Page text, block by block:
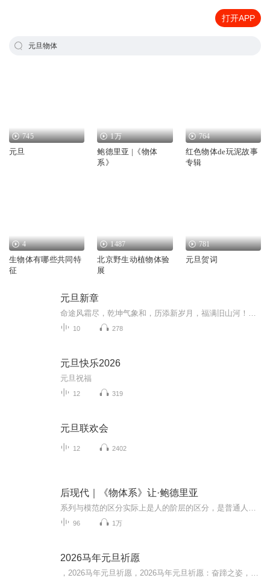
打开APP
元旦物体
745
元旦
1万
鲍德里亚 |《物体
系》
764
红色物体de玩泥故事
专辑
4
生物体有哪些共同特
征
1487
北京野生动植物体验
展
781
元旦贺词
元旦新章
10 278
元旦快乐2026
元旦祝福
12 319
元旦联欢会
12 2402
后现代｜《物体系》让·鲍德里亚
96 1万
2026马年元旦祈愿